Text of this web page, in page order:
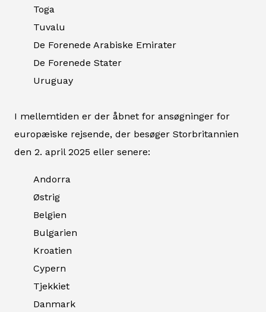
Toga
Tuvalu
De Forenede Arabiske Emirater
De Forenede Stater
Uruguay
I mellemtiden er der åbnet for ansøgninger for
europæiske rejsende, der besøger Storbritannien
den 2. april 2025 eller senere:
Andorra
Østrig
Belgien
Bulgarien
Kroatien
Cypern
Tjekkiet
Danmark